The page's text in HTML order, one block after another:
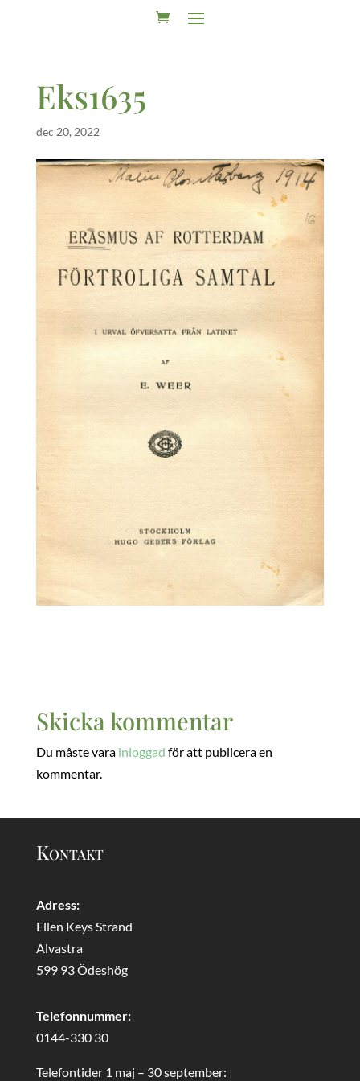
Eks1635
dec 20, 2022
Skicka kommentar
Du måste vara inloggad för att publicera en
kommentar.
Kontakt
Adress:
Ellen Keys Strand
Alvastra
599 93 Ödeshög
Telefonnummer:
0144-330 30
Telefontider 1 maj – 30 september: